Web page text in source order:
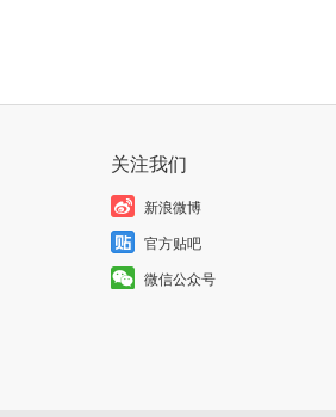
关注我们
新浪微博
官方贴吧
微信公众号